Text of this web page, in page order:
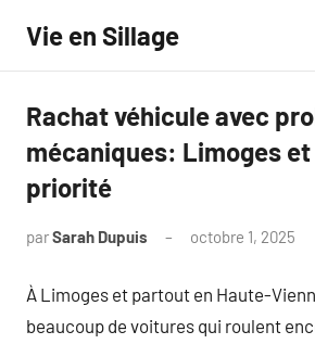
contenu
Vie en Sillage
Rachat véhicule avec
mécaniques: Limoges et
priorité
parSarah Dupuis octobre 1, 2025
À Limoges et partout en Haute-
beaucoup de voitures qui roulent